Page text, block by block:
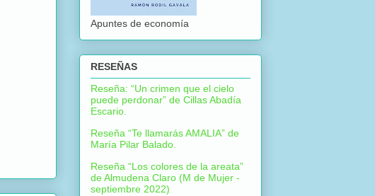
Apuntes de economía
RESEÑAS
Reseña: “Un crimen que el cielo
puede perdonar” de Cillas Abadía
Escario.
Reseña “Te llamarás AMALIA” de
María Pilar Balado.
Reseña “Los colores de la areata”
de Almudena Claro (M de Mujer -
septiembre 2022)